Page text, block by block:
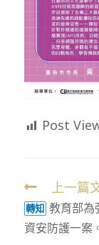
Post
Read
more
articles
上一篇
轉知 教育部為
資安防護一案